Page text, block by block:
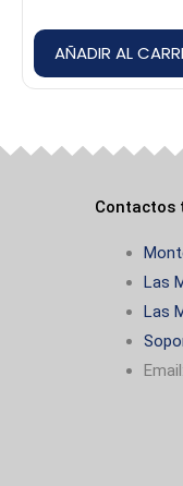
AÑADIR AL
Contactos
Las
Las